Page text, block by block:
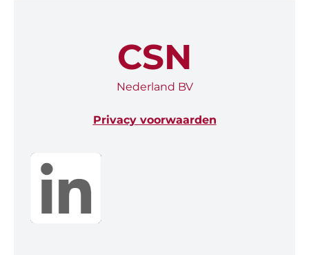
CSN
Nederland BV
Privacy voorwaarden